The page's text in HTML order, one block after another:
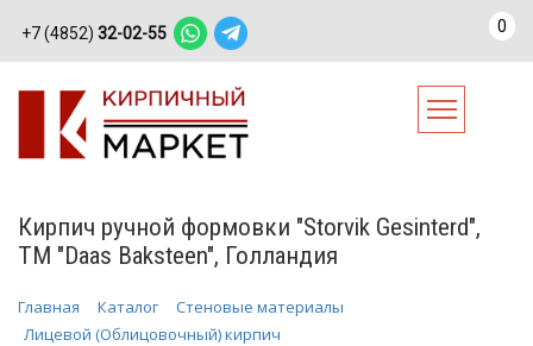
+7 (4852) 32-02-55 0
Кирпич ручной формовки "Storvik Gesinterd",
ТМ "Daas Baksteen", Голландия
Главная Каталог
Стеновые материалы
Лицевой (Облицовочный) кирпич